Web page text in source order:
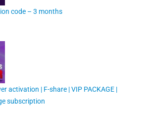
code – 3 months
activation | F-share | VIP PACKAGE |
subscription